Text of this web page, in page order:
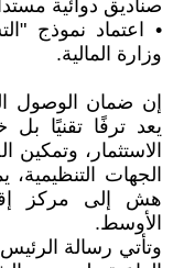
صناديق دوائية
• اعتماد نموذج
وزارة المالية.
إن ضمان الوصول
يعد ترفًا تقنيًا بل
الاستثمار، وتمكين
الجهات
هش إلى مركز
الأوسط.
وتأتي رسالة